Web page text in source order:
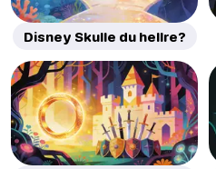
Disney Skulle du hellre?